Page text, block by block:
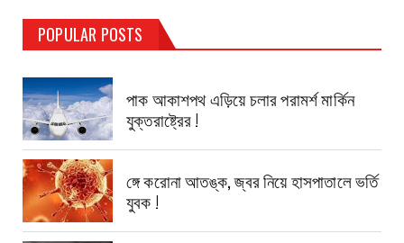
POPULAR POSTS
TEST PAGE
Haldia Bandar August 14, 2019
পাক আকাশপথ এড়িয়ে চলার পরামর্শ মার্কিন
যুক্তরাষ্ট্রের !
ঙ্গে করোনা আতঙ্ক, জ্বর নিয়ে হাসপাতালে ভর্তি
যুবক !